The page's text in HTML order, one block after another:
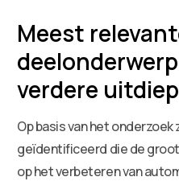
Meest
verdere
Op basis van het
geïdentificeerd die de
op het verbeteren van